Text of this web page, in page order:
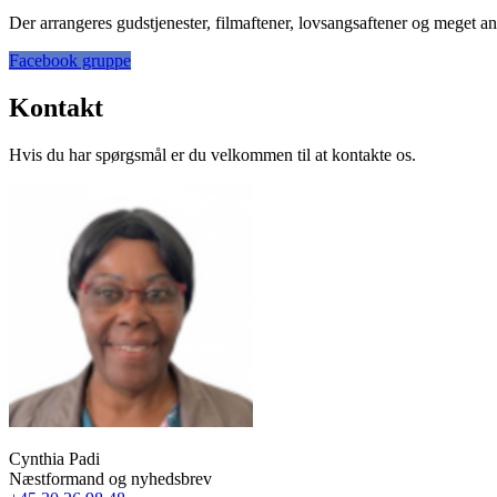
Der arrangeres gudstjenester, filmaftener, lovsangsaftener og meget
Facebook gruppe
Kontakt
Hvis du har spørgsmål er du velkommen til at kontakte os.
Cynthia Padi
Næstformand og nyhedsbrev